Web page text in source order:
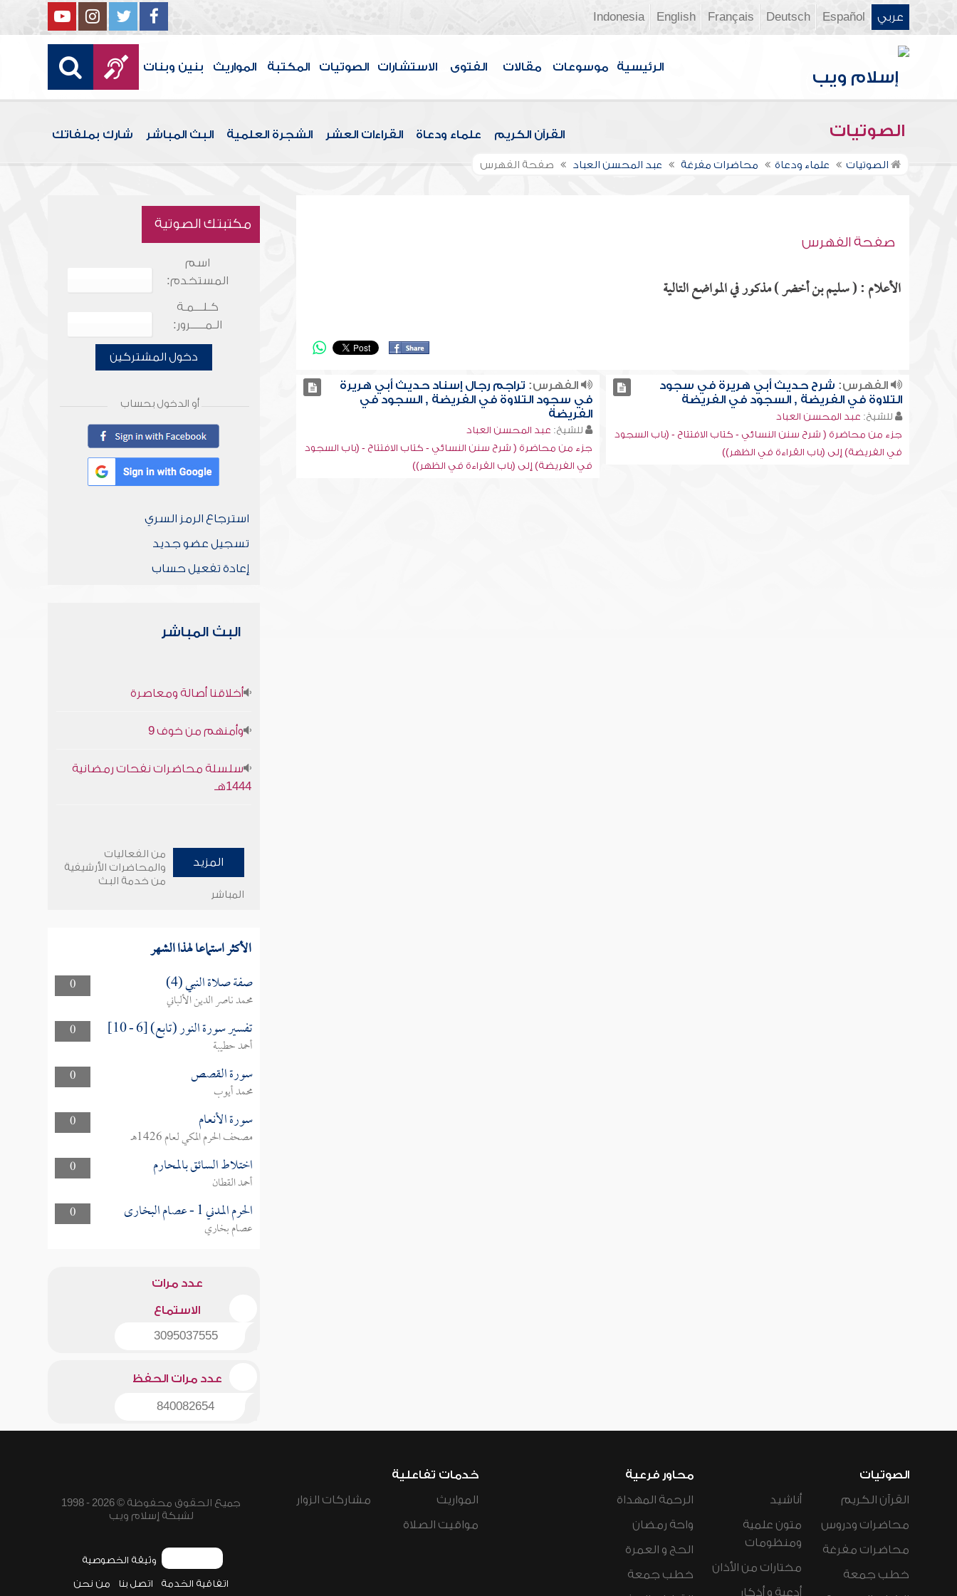
عربي Español
Deutsch
Français
English
Indonesia
الرئيسية موسوعات مقالات الفتوى الاستشارات الصوتيات المكتبة المواريث بنين وبنات
الصوتيات القرآن الكريم علماء ودعاة القراءات العشر الشجرة العلمية البث المباشر شارك بملفاتك
الصوتيات علماء ودعاة محاضرات مفرغة عبد المحسن العباد صفحة الفهرس
صفحة الفهرس
الأعلام : ( سليم بن أخضر ) مذكور في المواضع التالية
الفهرس: شرح حديث أبي هريرة في سجود
التلاوة في الفريضة , السجود في الفريضة
للشيخ: عبد المحسن العباد
جزء من محاضرة ( شرح سنن النسائي - كتاب الافتتاح - (باب السجود
في الفريضة) إلى (باب القراءة في الظهر))
الفهرس: تراجم رجال إسناد حديث أبي هريرة
في سجود التلاوة في الفريضة , السجود في
الفريضة
للشيخ: عبد المحسن العباد
جزء من محاضرة ( شرح سنن النسائي - كتاب الافتتاح - (باب السجود
في الفريضة) إلى (باب القراءة في الظهر))
مكتبتك الصوتية
اسم
المستخدم:
كـلـــمـة
الـمـــــرور:
دخول المشتركين
أو الدخول بحساب
استرجاع الرمز السري
تسجيل عضو جديد
إعادة تفعيل حساب
البث المباشر
أخلاقنا أصالة ومعاصرة
وأمنهم من خوف 9
سلسلة محاضرات نفحات رمضانية
1444هـ
المزيد
من الفعاليات
والمحاضرات الأرشيفية
من خدمة البث
المباشر
الأكثر استماعا لهذا الشهر
0 صفة صلاة النبي (4)
محمد ناصر الدين الألباني
0
تفسير سورة النور (تابع) [6 - 10]
أحمد حطيبة
0
سورة القصص
محمد أيوب
0
سورة الأنعام
مصحف الحرم المكي لعام 1426هـ
0
اختلاط السائق بالمحارم
أحمد القطان
0
الحرم المدني 1 - عصام البخارى
عصام بخاري
عدد مرات
الاستماع
3095037555
عدد مرات الحفظ
840082654
الصوتيات
القرآن الكريم
محاضرات ودروس
محاضرات مفرغة
خطب جمعة
أناشيد
متون علمية
ومنظومات
مختارات من الأذان
أدعية و أذكار
محاور فرعية
الرحمة المهداة
واحة رمضان
الحج و العمرة
خطب جمعة
خدمات تفاعلية
المواريث
مواقيت الصلاة
مشاركات الزوار
جميع الحقوق محفوظة © 2026 - 1998
لشبكة إسلام ويب
وثيقة الخصوصية
اتفاقية الخدمة اتصل بنا من نحن